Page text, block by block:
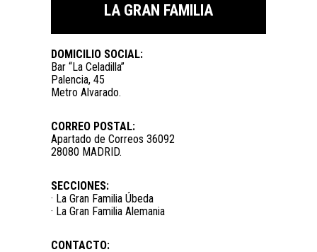
LA GRAN FAMILIA
DOMICILIO SOCIAL:
Bar “La Celadilla”
Palencia, 45
Metro Alvarado.
CORREO POSTAL:
Apartado de Correos 36092
28080 MADRID.
SECCIONES:
· La Gran Familia Úbeda
· La Gran Familia Alemania
CONTACTO: